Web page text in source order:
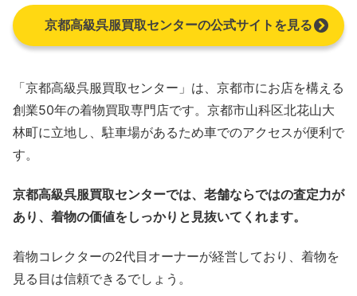
京都高級呉服買取センターの公式サイトを見る
「京都高級呉服買取センター」は、京都市にお店を構える
創業50年の着物買取専門店です。京都市山科区北花山大
林町に立地し、駐車場があるため車でのアクセスが便利で
す。
京都高級呉服買取センターでは、老舗ならではの査定力が
あり、着物の価値をしっかりと見抜いてくれます。
着物コレクターの2代目オーナーが経営しており、着物を
見る目は信頼できるでしょう。